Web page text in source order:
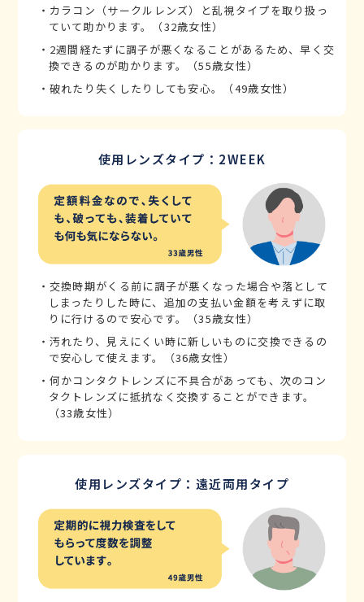
・カラコン（サークルレンズ）と乱視タイプを取り扱っ
ていて助かります。（32歳女性）
・2週間経たずに調子が悪くなることがあるため、早く交
換できるのが助かります。（55歳女性）
・破れたり失くしたりしても安心。（49歳女性）
使用レンズタイプ：2WEEK
・交換時期がくる前に調子が悪くなった場合や落として
しまったりした時に、追加の支払い金額を考えずに取
りに行けるので安心です。（35歳女性）
・汚れたり、見えにくい時に新しいものに交換できるの
で安心して使えます。（36歳女性）
・何かコンタクトレンズに不具合があっても、次のコン
タクトレンズに抵抗なく交換することができます。
（33歳女性）
使用レンズタイプ：遠近両用タイプ